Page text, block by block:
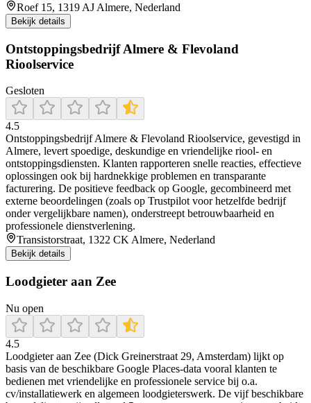
Roef 15, 1319 AJ Almere, Nederland
Bekijk details
Ontstoppingsbedrijf Almere & Flevoland
Rioolservice
Gesloten
4.5
Ontstoppingsbedrijf Almere & Flevoland Rioolservice, gevestigd in
Almere, levert spoedige, deskundige en vriendelijke riool- en
ontstoppingsdiensten. Klanten rapporteren snelle reacties, effectieve
oplossingen ook bij hardnekkige problemen en transparante
facturering. De positieve feedback op Google, gecombineerd met
externe beoordelingen (zoals op Trustpilot voor hetzelfde bedrijf
onder vergelijkbare namen), onderstreept betrouwbaarheid en
professionele dienstverlening.
Transistorstraat, 1322 CK Almere, Nederland
Bekijk details
Loodgieter aan Zee
Nu open
4.5
Loodgieter aan Zee (Dick Greinerstraat 29, Amsterdam) lijkt op
basis van de beschikbare Google Places-data vooral klanten te
bedienen met vriendelijke en professionele service bij o.a.
cv/installatiewerk en algemeen loodgieterswerk. De vijf beschikbare